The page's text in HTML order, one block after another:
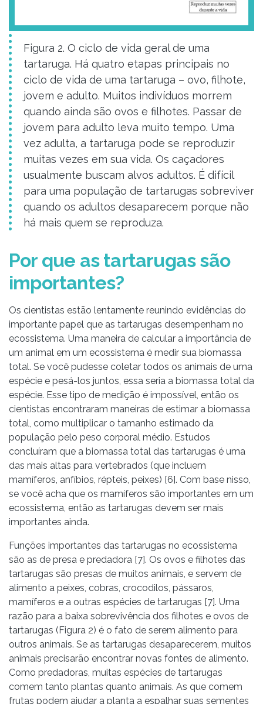
Figura 2. O ciclo de vida geral de uma
tartaruga. Há quatro etapas principais no
ciclo de vida de uma tartaruga – ovo, filhote,
jovem e adulto. Muitos indivíduos morrem
quando ainda são ovos e filhotes. Passar de
jovem para adulto leva muito tempo. Uma
vez adulta, a tartaruga pode se reproduzir
muitas vezes em sua vida. Os caçadores
usualmente buscam alvos adultos. É difícil
para uma população de tartarugas sobreviver
quando os adultos desaparecem porque não
há mais quem se reproduza.
Por que as tartarugas são
importantes?
Os cientistas estão lentamente reunindo evidências do
importante papel que as tartarugas desempenham no
ecossistema. Uma maneira de calcular a importância de
um animal em um ecossistema é medir sua biomassa
total. Se você pudesse coletar todos os animais de uma
espécie e pesá-los juntos, essa seria a biomassa total da
espécie. Esse tipo de medição é impossível, então os
cientistas encontraram maneiras de estimar a biomassa
total, como multiplicar o tamanho estimado da
população pelo peso corporal médio. Estudos
concluíram que a biomassa total das tartarugas é uma
das mais altas para vertebrados (que incluem
mamíferos, anfíbios, répteis, peixes) [6]. Com base nisso,
se você acha que os mamíferos são importantes em um
ecossistema, então as tartarugas devem ser mais
importantes ainda.
Funções importantes das tartarugas no ecossistema
são as de presa e predadora [7]. Os ovos e filhotes das
tartarugas são presas de muitos animais, e servem de
alimento a peixes, cobras, crocodilos, pássaros,
mamíferos e a outras espécies de tartarugas [7]. Uma
razão para a baixa sobrevivência dos filhotes e ovos de
tartarugas (Figura 2) é o fato de serem alimento para
outros animais. Se as tartarugas desaparecerem, muitos
animais precisarão encontrar novas fontes de alimento.
Como predadoras, muitas espécies de tartarugas
comem tanto plantas quanto animais. As que comem
frutas podem ajudar a planta a espalhar suas sementes